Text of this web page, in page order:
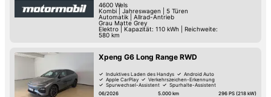
4600 Wels
Kombi| Jahreswagen
5 Türen
Automatik| Allrad-Antrieb
Grau Matte Grey
Elektro
Kapazität: 110 kWh | Reichweite:
580 km
Xpeng G6 Long Range RWD
Induktives Laden des Handys
Android Auto
Apple CarPlay
Verkehrszeichen-Erkennung
Spurwechsel-Assistent
Spurhalte-Assistent
Sitz-Belüftung
Reifendruck-Kontrolle
06/2026 5.000 km 296 PS (218 kW)